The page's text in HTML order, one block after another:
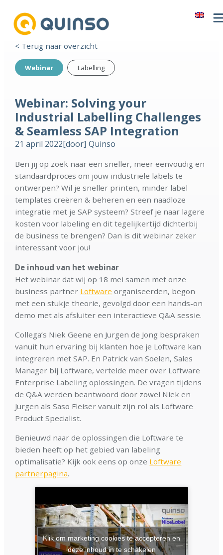
< Terug naar overzicht
Webinar Labelling
Webinar: Solving your
Industrial Labelling Challenges
& Seamless SAP Integration
21 april 2022[door] Quinso
Ben jij op zoek naar een sneller, meer eenvoudig en
standaardproces om jouw industriële labels te
ontwerpen? Wil je sneller printen, minder label
templates creëren & beheren en een naadloze
integratie met je SAP systeem? Streef je naar lagere
kosten voor labeling en dit tegelijkertijd dichterbij
de business te brengen? Dan is dit webinar zeker
interessant voor jou!
De inhoud van het webinar
Het webinar dat wij op 18 mei samen met onze
business partner Loftware organiseerden, begon
met een stukje theorie, gevolgd door een hands-on
demo met als afsluiter een interactieve Q&A sessie.
Collega’s Niek Geene en Jurgen de Jong bespraken
vanuit hun ervaring bij klanten hoe je Loftware kan
integreren met SAP. En Patrick van Soelen, Sales
Manager bij Loftware, vertelde meer over Loftware
Enterprise Labeling oplossingen. De vragen tijdens
de Q&A werden beantwoord door zowel Niek en
Jurgen als Saso Fleiser vanuit zijn rol als Loftware
Product Specialist.
Benieuwd naar de oplossingen die Loftware te
bieden heeft op het gebied van labeling
optimalisatie? Kijk ook eens op onze Loftware
partnerpagina.
Klik om marketing cookies te accepteren en
deze inhoud in te schakelen